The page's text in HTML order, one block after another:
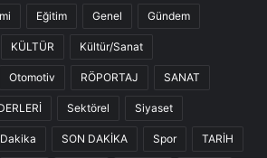
Eğitim Genel Gündem
KÜLTÜR Kültür/Sanat
Otomotiv RÖPORTAJ SANAT
Sektörel Siyaset
SON DAKİKA Spor TARİH